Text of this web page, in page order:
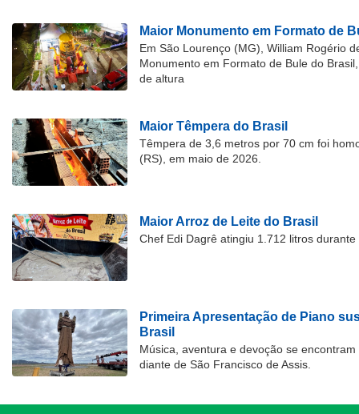
Maior Monumento em Formato de
Em São Lourenço (MG), William Rogério
Monumento em Formato de Bule do
de altura
Maior Têmpera do Brasil
Têmpera de 3,6 metros por 70 cm foi
(RS), em maio de 2026.
Maior Arroz de Leite do Brasil
Chef Edi Dagrê atingiu 1.712 litros
Primeira Apresentação de Piano
Brasil
Música, aventura e devoção se
diante de São Francisco de Assis.